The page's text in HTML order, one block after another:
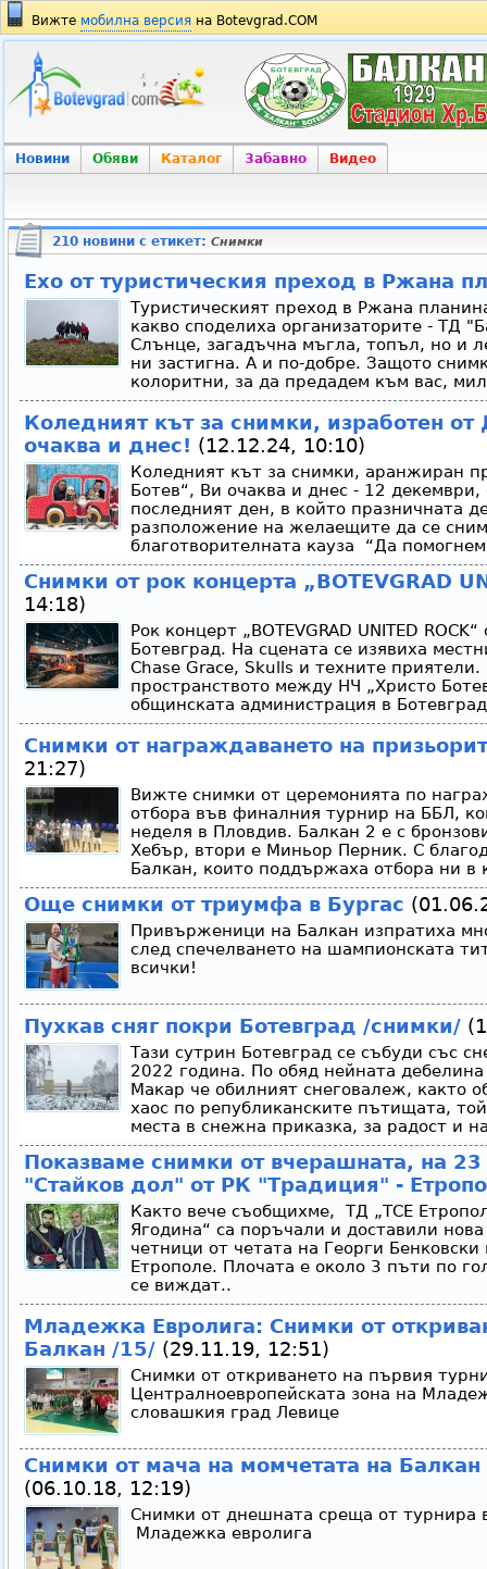
Вижте мобилна версия на Botevgrad.COM
Новини Обяви Каталог Забавно Видео
210 новини с етикет: Снимки
Ехо от туристическия преход в Ржана
Туристическият преход в Ржана
какво споделиха организаторите - ТД
Слънце, загадъчна мъгла, топъл, но и
ни застигна. А и по-добре. Защото
колоритни, за да предадем към вас,
Коледният кът за снимки, изработен
очаква и днес! (12.12.24, 10:10)
Коледният кът за снимки, аранжиран
Ботев“, Ви очаква и днес - 12
последният ден, в който празничната
разположение на желаещите да се
благотворителната кауза “Да
Снимки от рок концерта „BOTEVGRAD
14:18)
Рок концерт „BOTEVGRAD UNITED
Ботевград. На сцената се изявиха
Chase Grace, Skulls и техните
пространството между НЧ „Христо
общинската администрация в
Снимки от награждаването на
21:27)
Вижте снимки от церемонията по
отбора във финалния турнир на ББЛ,
неделя в Пловдив. Балкан 2 е с
Хебър, втори е Миньор Перник. С
Балкан, които поддържаха отбора ни в
Още снимки от триумфа в Бургас
Привърженици на Балкан изпратиха
след спечелването на шампионската
всички!
Пухкав сняг покри Ботевград /снимки/
Тази сутрин Ботевград се събуди със
2022 година. По обяд нейната
Макар че обилният снеговалеж, както
хаос по републиканските пътищата,
места в снежна приказка, за радост и
Показваме снимки от вчерашната, на
"Стайков дол" от РК "Традиция" -
Както вече съобщихме, ТД „ТСЕ
Ягодина“ са поръчали и доставили
четници от четата на Георги
Етрополе. Плочата е около 3 пъти по
се виждат..
Младежка Евролига: Снимки от
Балкан /15/(29.11.19, 12:51)
Снимки от откриването на първия
Централноевропейската зона на
словашкия град Левице
Снимки от мача на момчетата на
(06.10.18, 12:19)
Снимки от днешната среща от турнира
Младежка евролига